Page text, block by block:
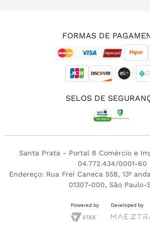
FORMAS DE
SELOS DE
Santa Prata - Portal 8 Comércio e
04.772.434/0001-60
Endereço: Rua Frei Caneca 558, 13º
01307-000, São Paulo-
Powered by Developed by